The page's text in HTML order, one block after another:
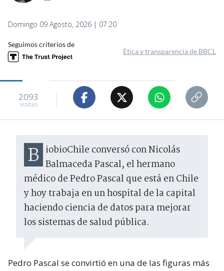
Domingo 09 Agosto, 2026 | 07:20
Seguimos criterios de
Ética y transparencia de BBCL
2093
visitas
BiobioChile conversó con Nicolás Balmaceda Pascal, el hermano
médico de Pedro Pascal que está en Chile
y hoy trabaja en un hospital de la capital
haciendo ciencia de datos para mejorar
los sistemas de salud pública.
Pedro Pascal se convirtió en una de las figuras más